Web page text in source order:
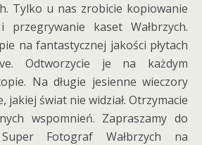
Tylko u nas zrobicie kopiowanie
przegrywanie kaset Wałbrzych.
na fantastycznej jakości płytach
Odtworzycie je na każdym
Na długie jesienne wieczory
jakiej świat nie widział. Otrzymacie
wspomnień. Zapraszamy do
Fotograf Wałbrzych na